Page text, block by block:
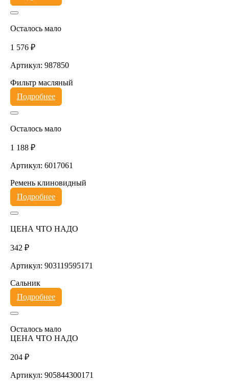
Осталось мало
1 576 ₽
Артикул: 987850
Фильтр масляный
Подробнее
Осталось мало
1 188 ₽
Артикул: 6017061
Ремень клиновидный
Подробнее
ЦЕНА ЧТО НАДО
342 ₽
Артикул: 903119595171
Сальник
Подробнее
Осталось мало
ЦЕНА ЧТО НАДО
204 ₽
Артикул: 905844300171